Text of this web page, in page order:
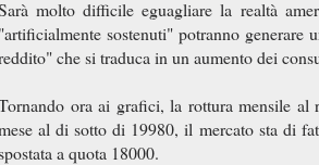
molto difficile eguagliare la realtà
"artificialmente sostenuti" potranno
che si traduca in un aumento dei
ora ai grafici, la rottura mensile al
al di sotto di 19980, il mercato sta di
a quota 18000.